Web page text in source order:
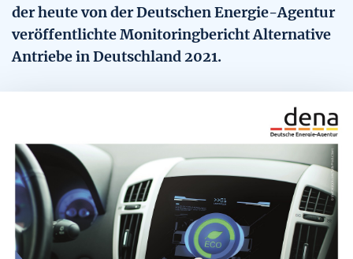
Pkw-Kostenrechner
FAQs
Verbraucherinnen und Verbraucher
Weitere Themen
Übersicht
10 Mythen und Fakten zur Elektromobilität
Reichweiten und Ladeinfrastruktur
Kostenfaktoren alternativer Antriebe
Übersicht
Pkw Aushang erstellen
CO2-Rechner
Mobilitätsquartett
der heute von der Deutschen Energie-Agentur
veröffentlichte Monitoringbericht Alternative
Antriebe in Deutschland 2021.